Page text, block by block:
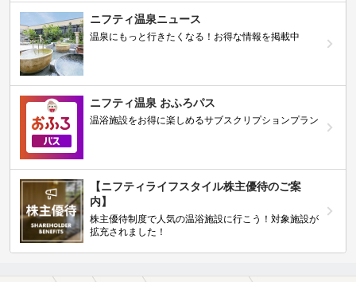
ニフティ温泉ニュース
温泉にもっと行きたくなる！お得な情報を掲載中
ニフティ温泉 おふろパス
温浴施設をお得に楽しめるサブスクリプションプラン
【ニフティライフスタイル株主優待のご案
内】
株主優待制度で人気の温浴施設に行こう！対象施設が
拡充されました！